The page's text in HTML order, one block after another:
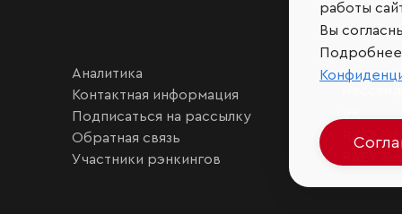
Аналитика
Контактная информация
Подписаться на рассылку
Обратная связь
Участники рэнкингов
Мы в
RAEX
RAEX
работы
Вы
Подробнее